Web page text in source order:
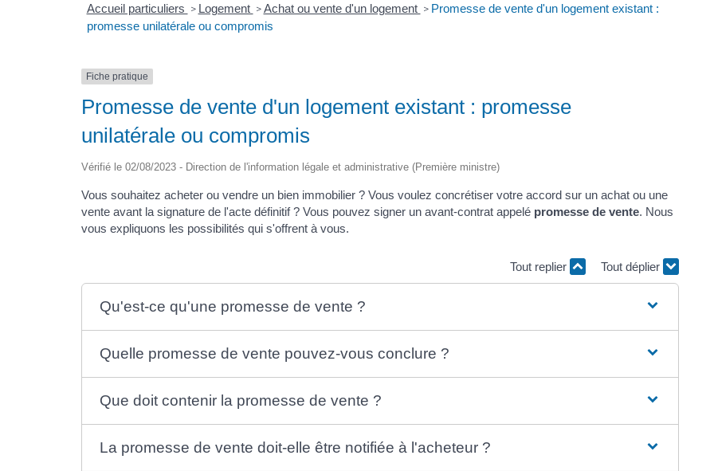
Accueil particuliers > Logement > Achat ou vente d'un logement > Promesse de vente d'un logement existant :
promesse unilatérale ou compromis
Fiche pratique
Promesse de vente d'un logement existant : promesse
unilatérale ou compromis
Vérifié le 02/08/2023 - Direction de l'information légale et administrative (Première ministre)
Vous souhaitez acheter ou vendre un bien immobilier ? Vous voulez concrétiser votre accord sur un achat ou une
vente avant la signature de l'acte définitif ? Vous pouvez signer un avant-contrat appelé promesse de vente. Nous
vous expliquons les possibilités qui s'offrent à vous.
Tout replier Tout déplier
Qu'est-ce qu'une promesse de vente ?
Quelle promesse de vente pouvez-vous conclure ?
Que doit contenir la promesse de vente ?
La promesse de vente doit-elle être notifiée à l'acheteur ?